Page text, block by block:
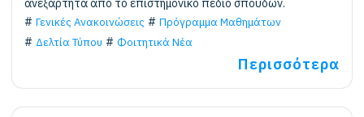
ανεξάρτητα από το επιστημονικό πεδίο σπουδών.
Γενικές Ανακοινώσεις
Πρόγραμμα Μαθημάτων
Δελτία Τύπου
Φοιτητικά Νέα
Περισσότερα